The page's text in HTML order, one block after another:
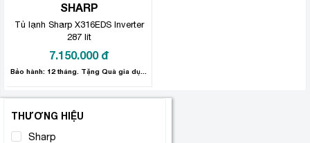
SHARP
Tủ lạnh Sharp X316EDS Inverter
287 lít
7.150.000 đ
THƯƠNG HIỆU
Sharp